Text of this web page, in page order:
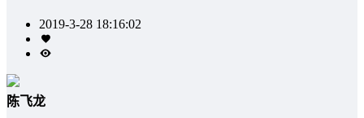
2019-3-28 18:16:02
陈飞龙